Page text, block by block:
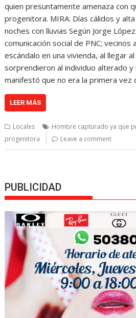
quien presuntamente amenaza con
progenitora. MIRA: Días cálidos y
noches con lluvias Según Jorge
comunicación social de PNC;
escándalo en una vivienda, al llegar
sorprendieron al individuo alterado y
manifestó que no era la primera vez
LEER MÁS
Locales Hombre capturado ya que
progenitora
Leave a comment
PUBLICIDAD